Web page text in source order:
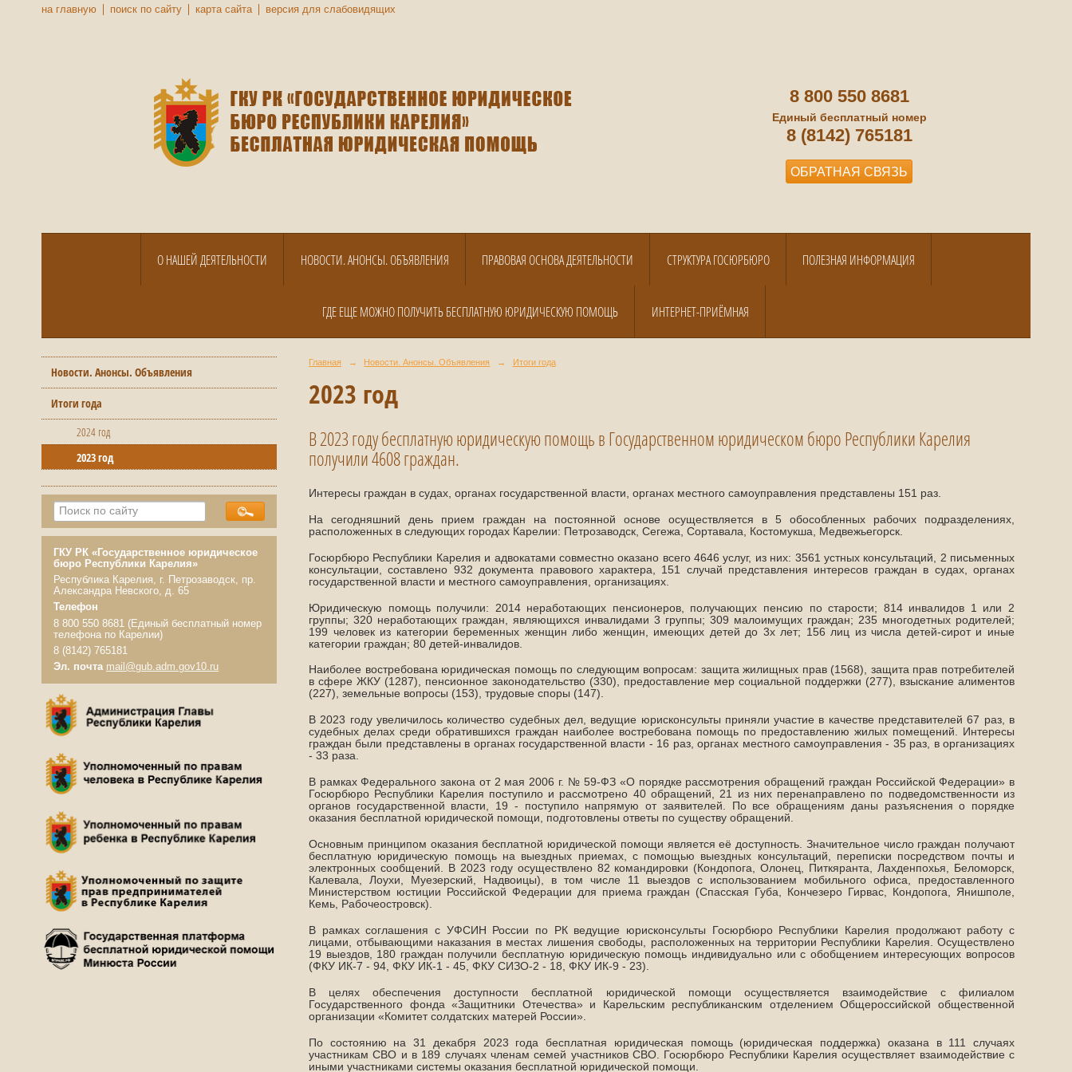
на главную поиск по сайту карта сайта версия для слабовидящих
8 800 550 8681
Единый бесплатный номер
8 (8142) 765181
ОБРАТНАЯ СВЯЗЬ
О НАШЕЙ ДЕЯТЕЛЬНОСТИ НОВОСТИ. АНОНСЫ. ОБЪЯВЛЕНИЯ ПРАВОВАЯ ОСНОВА ДЕЯТЕЛЬНОСТИ СТРУКТУРА ГОСЮРБЮРО ПОЛЕЗНАЯ ИНФОРМАЦИЯ
ГДЕ ЕЩЕ МОЖНО ПОЛУЧИТЬ БЕСПЛАТНУЮ ЮРИДИЧЕСКУЮ ПОМОЩЬ ИНТЕРНЕТ-ПРИЁМНАЯ
Новости. Анонсы. Объявления
Итоги года
2024 год
2023 год
ГКУ РК «Государственное юридическое
бюро Республики Карелия»
Республика Карелия, г. Петрозаводск, пр.
Александра Невского, д. 65
Телефон
8 800 550 8681 (Единый бесплатный номер
телефона по Карелии)
8 (8142) 765181
Эл. почта mail@gub.adm.gov10.ru
Главная → Новости. Анонсы. Объявления → Итоги года
2023 год
В 2023 году бесплатную юридическую помощь в Государственном юридическом бюро Республики Карелия
получили 4608 граждан.
Интересы граждан в судах, органах государственной власти, органах местного самоуправления представлены 151 раз.
На сегодняшний день прием граждан на постоянной основе осуществляется в 5 обособленных рабочих подразделениях,
расположенных в следующих городах Карелии: Петрозаводск, Сегежа, Сортавала, Костомукша, Медвежьегорск.
Госюрбюро Республики Карелия и адвокатами совместно оказано всего 4646 услуг, из них: 3561 устных консультаций, 2 письменных
консультации, составлено 932 документа правового характера, 151 случай представления интересов граждан в судах, органах
государственной власти и местного самоуправления, организациях.
Юридическую помощь получили: 2014 неработающих пенсионеров, получающих пенсию по старости; 814 инвалидов 1 или 2
группы; 320 неработающих граждан, являющихся инвалидами 3 группы; 309 малоимущих граждан; 235 многодетных родителей;
199 человек из категории беременных женщин либо женщин, имеющих детей до 3х лет; 156 лиц из числа детей-сирот и иные
категории граждан; 80 детей-инвалидов.
Наиболее востребована юридическая помощь по следующим вопросам: защита жилищных прав (1568), защита прав потребителей
в сфере ЖКУ (1287), пенсионное законодательство (330), предоставление мер социальной поддержки (277), взыскание алиментов
(227), земельные вопросы (153), трудовые споры (147).
В 2023 году увеличилось количество судебных дел, ведущие юрисконсульты приняли участие в качестве представителей 67 раз, в
судебных делах среди обратившихся граждан наиболее востребована помощь по предоставлению жилых помещений. Интересы
граждан были представлены в органах государственной власти - 16 раз, органах местного самоуправления - 35 раз, в организациях
- 33 раза.
В рамках Федерального закона от 2 мая 2006 г. № 59-ФЗ «О порядке рассмотрения обращений граждан Российской Федерации» в
Госюрбюро Республики Карелия поступило и рассмотрено 40 обращений, 21 из них перенаправлено по подведомственности из
органов государственной власти, 19 - поступило напрямую от заявителей. По все обращениям даны разъяснения о порядке
оказания бесплатной юридической помощи, подготовлены ответы по существу обращений.
Основным принципом оказания бесплатной юридической помощи является её доступность. Значительное число граждан получают
бесплатную юридическую помощь на выездных приемах, с помощью выездных консультаций, переписки посредством почты и
электронных сообщений. В 2023 году осуществлено 82 командировки (Кондопога, Олонец, Питкяранта, Лахденпохья, Беломорск,
Калевала, Лоухи, Муезерский, Надвоицы), в том числе 11 выездов с использованием мобильного офиса, предоставленного
Министерством юстиции Российской Федерации для приема граждан (Спасская Губа, Кончезеро Гирвас, Кондопога, Янишполе,
Кемь, Рабочеостровск).
В рамках соглашения с УФСИН России по РК ведущие юрисконсульты Госюрбюро Республики Карелия продолжают работу с
лицами, отбывающими наказания в местах лишения свободы, расположенных на территории Республики Карелия. Осуществлено
19 выездов, 180 граждан получили бесплатную юридическую помощь индивидуально или с обобщением интересующих вопросов
(ФКУ ИК-7 - 94, ФКУ ИК-1 - 45, ФКУ СИЗО-2 - 18, ФКУ ИК-9 - 23).
В целях обеспечения доступности бесплатной юридической помощи осуществляется взаимодействие с филиалом
Государственного фонда «Защитники Отечества» и Карельским республиканским отделением Общероссийской общественной
организации «Комитет солдатских матерей России».
По состоянию на 31 декабря 2023 года бесплатная юридическая помощь (юридическая поддержка) оказана в 111 случаях
участникам СВО и в 189 случаях членам семей участников СВО. Госюрбюро Республики Карелия осуществляет взаимодействие с
иными участниками системы оказания бесплатной юридической помощи.